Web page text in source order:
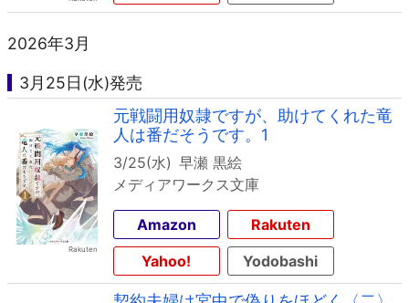
2026年3月
3月25日(水)発売
元戦闘用奴隷ですが、助けてくれた竜
人は番だそうです。1
3/25(水) 早瀬 黒絵
メディアワークス文庫
Amazon
Rakuten
Yahoo!
Yodobashi